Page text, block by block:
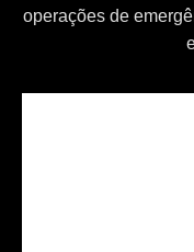
operações de